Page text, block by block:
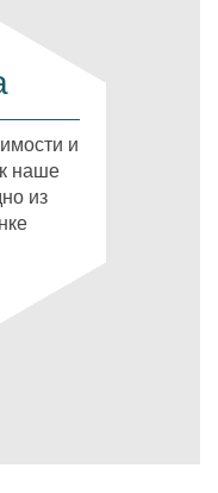
и
наше
из